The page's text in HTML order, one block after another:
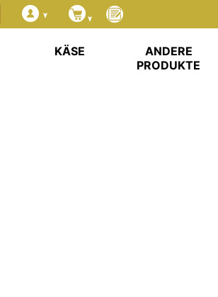
KÄSE
ANDERE
PRODUKTE